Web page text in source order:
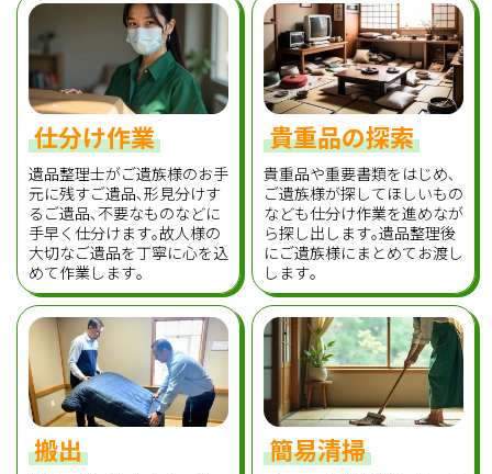
仕分け作業
遺品整理士がご遺族様のお手
元に残すご遺品､形見分けす
るご遺品､不要なものなどに
手早く仕分けます｡故人様の
大切なご遺品を丁寧に心を込
めて作業します｡
貴重品の探索
貴重品や重要書類をはじめ､
ご遺族様が探してほしいもの
なども仕分け作業を進めなが
ら探し出します｡遺品整理後
にご遺族様にまとめてお渡し
します｡
搬出 簡易清掃